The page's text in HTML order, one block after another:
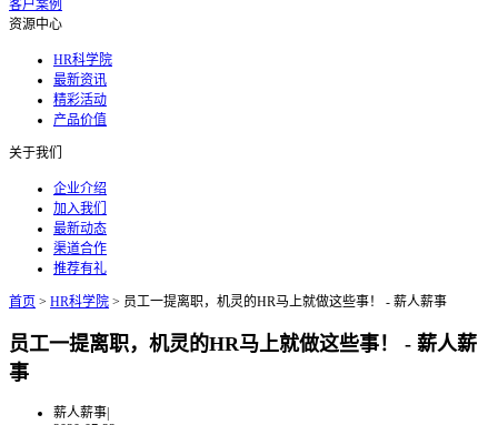
客户案例
资源中心
HR科学院
最新资讯
精彩活动
产品价值
关于我们
企业介绍
加入我们
最新动态
渠道合作
推荐有礼
首页 > HR科学院 > 员工一提离职，机灵的HR马上就做这些事！ - 薪人薪事
员工一提离职，机灵的HR马上就做这些事！ - 薪人薪
事
薪人薪事|